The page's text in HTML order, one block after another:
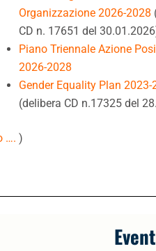
Organizzazione 2026-2028
CD n. 17651 del 30.01.2026
Piano Triennale Azione
2026-2028
Gender Equality Plan 2023-
(delibera CD n.17325 del
…. )